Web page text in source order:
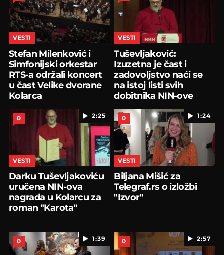
VESTI
Stefan Milenković i
Simfonijski orkestar
RTS-a održali koncert
u čast Velike dvorane
Kolarca
VESTI
Tuševljaković:
Izuzetna je čast i
zadovoljstvo naći se
na istoj listi svih
dobitnika NIN-ove
2:25
0
VESTI
Darku Tuševljakoviću
uručena NIN-ova
nagrada u Kolarcu za
roman "Karota"
1:24
0
VESTI
Biljana Mišić za
Telegraf.rs o izložbi
"Izvor"
1:39
0 2:57
0